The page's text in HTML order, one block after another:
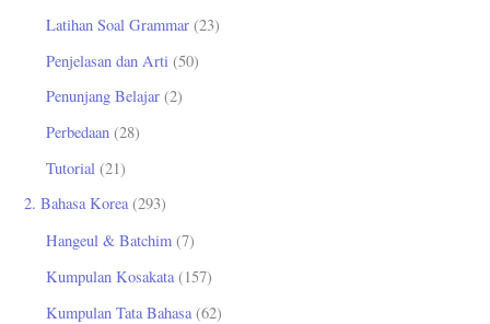
Latihan Soal Grammar (23)
Penjelasan dan Arti (50)
Penunjang Belajar (2)
Perbedaan (28)
Tutorial (21)
2. Bahasa Korea(293)
Hangeul & Batchim (7)
Kumpulan Kosakata(157)
Kumpulan Tata Bahasa (62)